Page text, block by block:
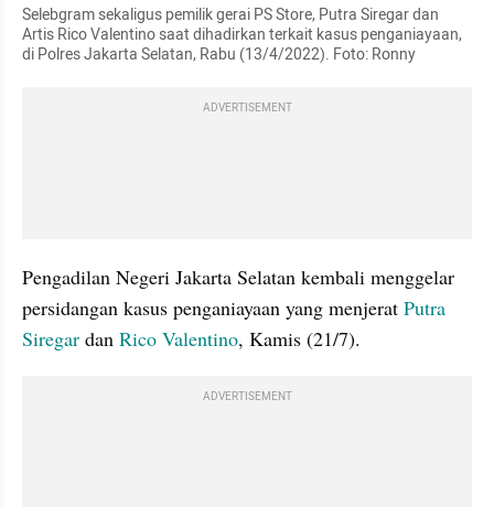
Selebgram sekaligus pemilik gerai PS Store, Putra Siregar dan
Artis Rico Valentino saat dihadirkan terkait kasus penganiayaan,
di Polres Jakarta Selatan, Rabu (13/4/2022). Foto: Ronny
ADVERTISEMENT
Pengadilan Negeri Jakarta Selatan kembali menggelar
persidangan kasus penganiayaan yang menjerat Putra
Siregar dan Rico Valentino, Kamis (21/7).
ADVERTISEMENT